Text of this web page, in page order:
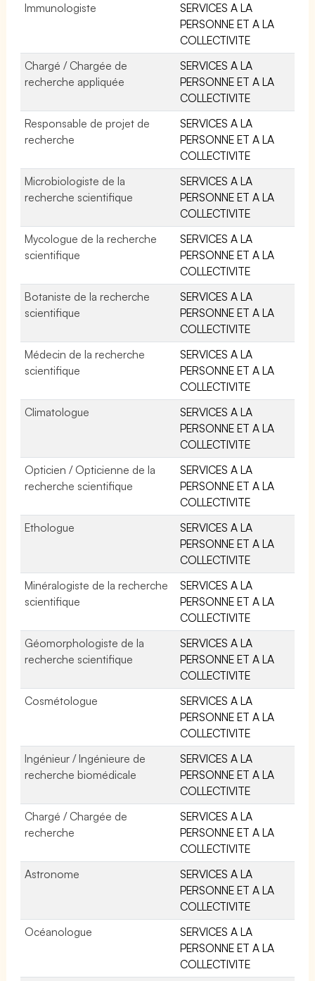
Immunologiste
SERVICES A LA
PERSONNE ET A LA
COLLECTIVITE
Chargé / Chargée de
recherche appliquée
SERVICES A LA
PERSONNE ET A LA
COLLECTIVITE
Responsable de projet de
recherche
SERVICES A LA
PERSONNE ET A LA
COLLECTIVITE
Microbiologiste de la
recherche scientifique
SERVICES A LA
PERSONNE ET A LA
COLLECTIVITE
Mycologue de la recherche
scientifique
SERVICES A LA
PERSONNE ET A LA
COLLECTIVITE
Botaniste de la recherche
scientifique
SERVICES A LA
PERSONNE ET A LA
COLLECTIVITE
Médecin de la recherche
scientifique
SERVICES A LA
PERSONNE ET A LA
COLLECTIVITE
Climatologue
SERVICES A LA
PERSONNE ET A LA
COLLECTIVITE
Opticien / Opticienne de la
recherche scientifique
SERVICES A LA
PERSONNE ET A LA
COLLECTIVITE
Ethologue
SERVICES A LA
PERSONNE ET A LA
COLLECTIVITE
Minéralogiste de la recherche
scientifique
SERVICES A LA
PERSONNE ET A LA
COLLECTIVITE
Géomorphologiste de la
recherche scientifique
SERVICES A LA
PERSONNE ET A LA
COLLECTIVITE
Cosmétologue
SERVICES A LA
PERSONNE ET A LA
COLLECTIVITE
Ingénieur / Ingénieure de
recherche biomédicale
SERVICES A LA
PERSONNE ET A LA
COLLECTIVITE
Chargé / Chargée de
recherche
SERVICES A LA
PERSONNE ET A LA
COLLECTIVITE
Astronome
SERVICES A LA
PERSONNE ET A LA
COLLECTIVITE
Océanologue
SERVICES A LA
PERSONNE ET A LA
COLLECTIVITE